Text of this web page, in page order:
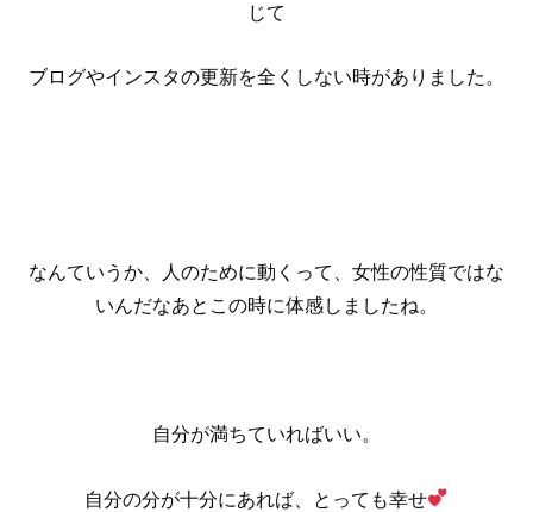
じて
ブログやインスタの更新を全くしない時がありました。
なんていうか、人のために動くって、女性の性質ではな
いんだなあとこの時に体感しましたね。
自分が満ちていればいい。
自分の分が十分にあれば、とっても幸せ